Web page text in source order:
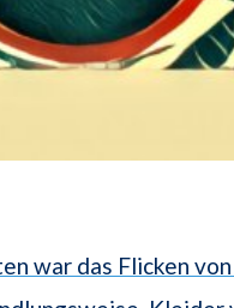
war das Flicken